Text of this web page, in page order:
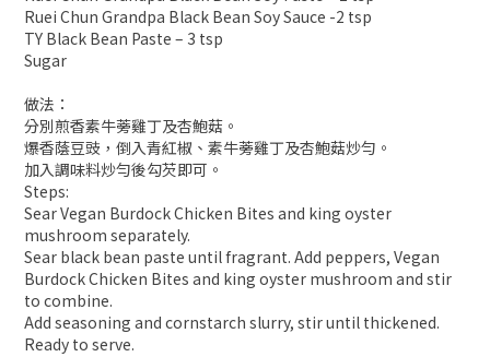
Ruei Chun Grandpa Black Bean Soy Sauce -2 tsp
TY Black Bean Paste – 3 tsp
Sugar
做法：
分別煎香素牛蒡雞丁及杏鮑菇。
爆香蔭豆豉，倒入青紅椒、素牛蒡雞丁及杏鮑菇炒勻。
加入調味料炒勻後勾芡即可。
Steps:
Sear Vegan Burdock Chicken Bites and king oyster
mushroom separately.
Sear black bean paste until fragrant. Add peppers, Vegan
Burdock Chicken Bites and king oyster mushroom and stir
to combine.
Add seasoning and cornstarch slurry, stir until thickened.
Ready to serve.